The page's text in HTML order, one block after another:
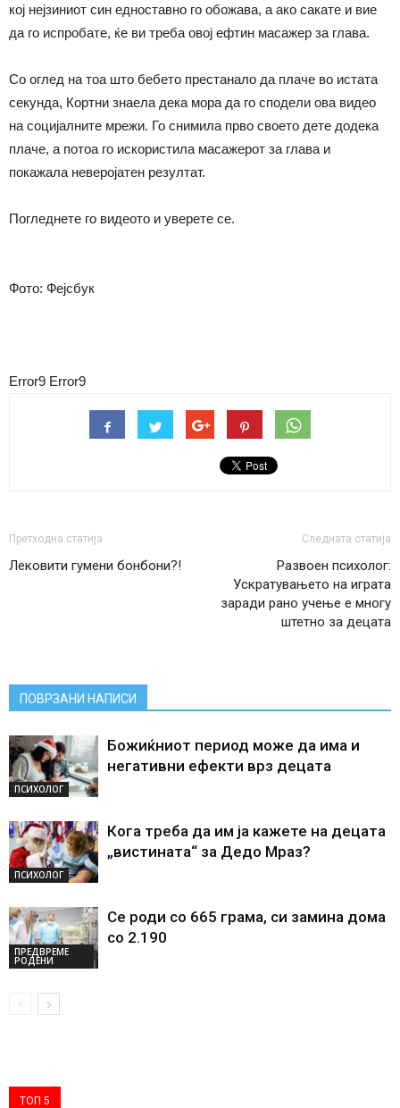
кој нејзиниот син едноставно го обожава, а ако сакате и вие
да го испробате, ќе ви треба овој ефтин масажер за глава.
Со оглед на тоа што бебето престанало да плаче во истата
секунда, Кортни знаела дека мора да го сподели ова видео
на социјалните мрежи. Го снимила прво своето дете додека
плачe, а потоа го искористила масажерот за глава и
покажала неверојатен резултат.
Погледнете го видеото и уверете се.
Фото: Фејсбук
Error9 Error9
Претходна статија
Лековити гумени бонбони?!
Следната статија
Развоен психолог:
Ускратувањето на играта
заради рано учење е многу
штетно за децата
ПОВРЗАНИ НАПИСИ
ПСИХОЛОГ
Божиќниот период може да има и
негативни ефекти врз децата
ПСИХОЛОГ
Кога треба да им ја кажете на децата
„вистината“ за Дедо Мраз?
ПРЕДВРЕМЕ
РОДЕНИ
Се роди со 665 грама, си замина дома
со 2.190
ТОП 5